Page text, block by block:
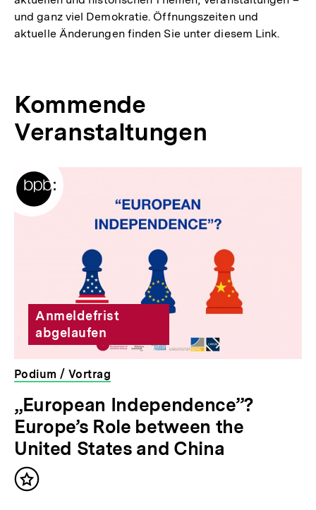
und ganz viel Demokratie. Öffnungszeiten und
aktuelle Änderungen finden Sie unter diesem Link.
Kommende
Veranstaltungen
Anmeldefrist
abgelaufen
Podium / Vortrag
veranstaltet
von
der
bpb
„European Independence”?
Europe’s Role between the
United States and China
Inhalt